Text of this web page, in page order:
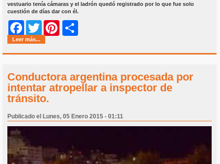
vestuario tenía cámaras y el ladrón quedó registrado por lo que fue solo
cuestión de días dar con él.
Facebook
Twitter Pinterest
Leer más...
Conductora argentina procesada por
intentar atropellar a inspector de
tránsito.
Publicado el Lunes, 05 Enero 2015 - 01:11